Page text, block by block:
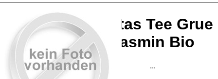
Kottas Tee Grue
Jasmin Bio
...